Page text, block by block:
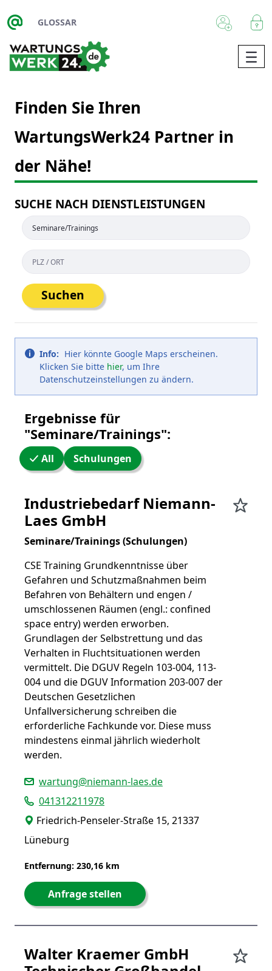
Skip to Main Content
GLOSSAR
Finden Sie Ihren
WartungsWerk24 Partner in
der Nähe!
SUCHE NACH DIENSTLEISTUNGEN
Suchen
Info: Hier könnte Google Maps erscheinen.
Klicken Sie bitte hier, um Ihre
Datenschutzeinstellungen zu ändern.
Ergebnisse für
"Seminare/Trainings":
All Schulungen
Industriebedarf Niemann-
Laes GmbH
Seminare/Trainings (Schulungen)
CSE Training Grundkenntnisse über
Gefahren und Schutzmaßnahmen beim
Befahren von Behältern und engen /
umschlossenen Räumen (engl.: confined
space entry) werden erworben.
Grundlagen der Selbstrettung und das
Verhalten in Fluchtsituationen werden
vermittelt. Die DGUV Regeln 103-004, 113-
004 und die DGUV Information 203-007 der
Deutschen Gesetzlichen
Unfallversicherung schreiben die
erforderliche Fachkunde vor. Diese muss
mindestens einmal jährlich wiederholt
werden.
wartung@niemann-laes.de
041312211978
Friedrich-Penseler-Straße 15, 21337
Lüneburg
Entfernung: 230,16 km
Anfrage stellen
Walter Kraemer GmbH